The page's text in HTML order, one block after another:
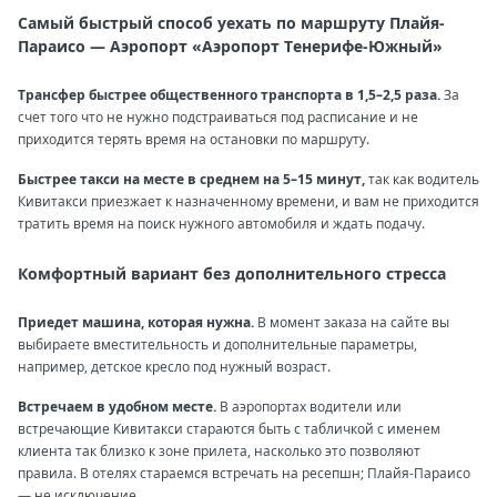
Самый быстрый способ уехать по маршруту Плайя-
Параисо — Аэропорт «Аэропорт Тенерифе-Южный»
Трансфер быстрее общественного транспорта в 1,5–2,5 раза.За
счет того что не нужно подстраиваться под расписание и не
приходится терять время на остановки по маршруту.
Быстрее такси на месте в среднем на 5–15 минут,так как водитель
Кивитакси приезжает к назначенному времени, и вам не приходится
тратить время на поиск нужного автомобиля и ждать подачу.
Комфортный вариант без дополнительного стресса
Приедет машина, которая нужна. В момент заказа на сайте вы
выбираете вместительность и дополнительные параметры,
например, детское кресло под нужный возраст.
Встречаем в удобном месте. В аэропортах водители или
встречающие Кивитакси стараются быть с табличкой с именем
клиента так близко к зоне прилета, насколько это позволяют
правила. В отелях стараемся встречать на ресепшн; Плайя-Параисо